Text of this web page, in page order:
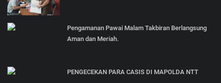
Pengamanan Pawai Malam Takbiran Berlangsung
Aman dan Meriah.
PENGECEKAN PARA CASIS DI MAPOLDA NTT